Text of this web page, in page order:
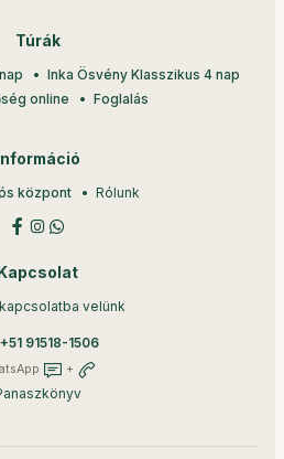
Túrák
Inka Ösvény Klasszikus 4 nap
online
Foglalás
Információ
központ Rólunk
Kapcsolat
velünk
+51 91518-1506
+